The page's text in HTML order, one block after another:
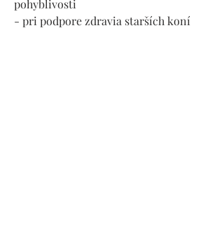
pohyblivosti
- pri podpore zdravia starších koní